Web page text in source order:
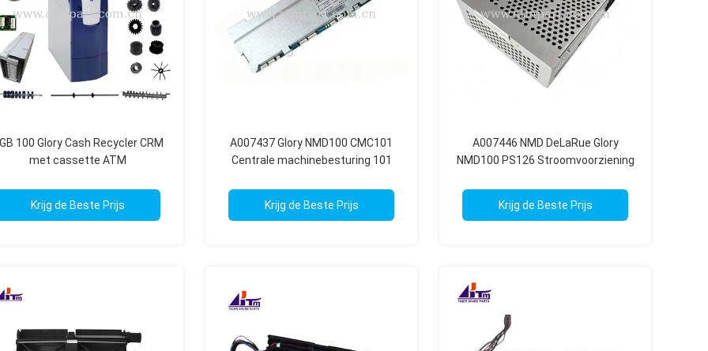
100 Glory Cash Recycler CRM
met cassette ATM
Krijg de Beste Prijs
A007437 Glory NMD100 CMC101
Centrale machinebesturing 101
Krijg de Beste Prijs
A007446 NMD DeLaRue Glory
NMD100 PS126 Stroomvoorziening
Krijg de Beste Prijs